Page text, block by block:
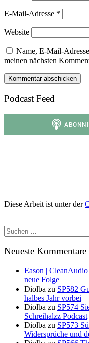
E-Mail-Adresse *
Website
Name, E-Mail-
meinen nächsten
Podcast Feed
Diese Arbeit ist unter der
Suchen
nach:
Neueste Kommentare
Eason | CleanAudio
neue Folge
Diolba zu SP582
halbes Jahr vorbei
Diolba zu SP574
Schreihalzz Podcast
Diolba zu SP573
Widersprüche und